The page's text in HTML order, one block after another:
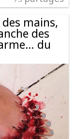
mains,
des
du